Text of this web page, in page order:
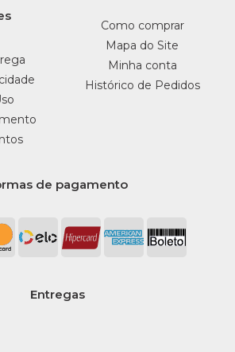
Como comprar
Mapa do Site
Minha conta
Histórico de Pedidos
de pagamento
Entregas